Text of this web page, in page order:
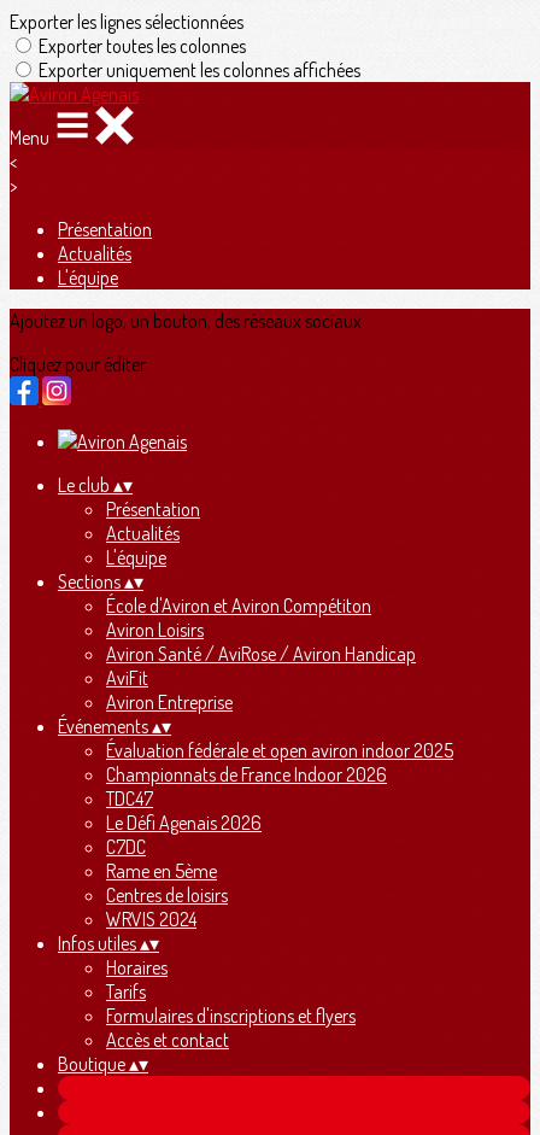
Exporter les lignes sélectionnées
Exporter toutes les colonnes
Exporter uniquement les colonnes affichées
Menu
<
>
Présentation
Actualités
L'équipe
Ajoutez un logo, un bouton, des réseaux sociaux
Cliquez pour éditer
Le club ▴▾
Présentation
Actualités
L'équipe
Sections▴▾
École d'Aviron et Aviron Compétiton
Aviron Loisirs
Aviron Santé / AviRose / Aviron Handicap
AviFit
Aviron Entreprise
Événements▴▾
Évaluation fédérale et open aviron indoor 2025
Championnats de France Indoor 2026
TDC47
Le Défi Agenais 2026
C7DC
Rame en 5ème
Centres de loisirs
WRVIS 2024
Infos utiles▴▾
Horaires
Tarifs
Formulaires d'inscriptions et flyers
Accès et contact
Boutique▴▾